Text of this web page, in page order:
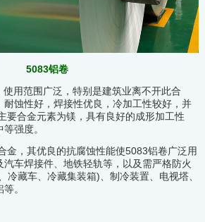
5083铝卷
用范围广泛，特别是建筑业离不开此合
蚀性好，焊接性优良，冷加工性较好，并
要合金元素为镁，具有良好的成形加工性
强度。
金，其优良的抗腐蚀性能使5083铝卷广泛用
车焊接件、地铁轻轨等，以及需严格防火
冷藏车、冷藏集装箱)、制冷装置、电视塔、
。